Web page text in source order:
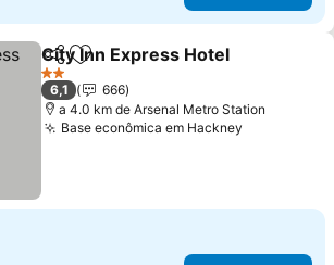
PartilharAdicionar aos favoritos
City Inn Express Hotel
2 Estrelas
6,1
666
a 4.0 km de Arsenal Metro Station
Base econômica em Hackney